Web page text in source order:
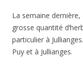
La semaine
grosse quantité
particulier à
Puy et à Jullianges.